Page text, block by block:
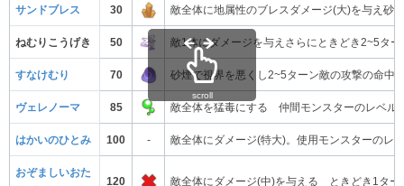
サンドブレス 30 敵全体に地属性のブレスダメージ(大)を与え砂
ねむりこうげき 50 敵1体にダメージを与えさらにときどき2~5ター
すなけむり 70 砂煙で視界を悪くし2~5ターン敵の攻撃の命中
ヴェレノーマ 85 敵全体を猛毒にする 仲間モンスターのレベル
はかいのひとみ 100 - 敵全体にダメージ(特大)。使用モンスターのレ
おぞましいおた
120 敵全体にダメージ(中)を与える ときどき1ター
scroll